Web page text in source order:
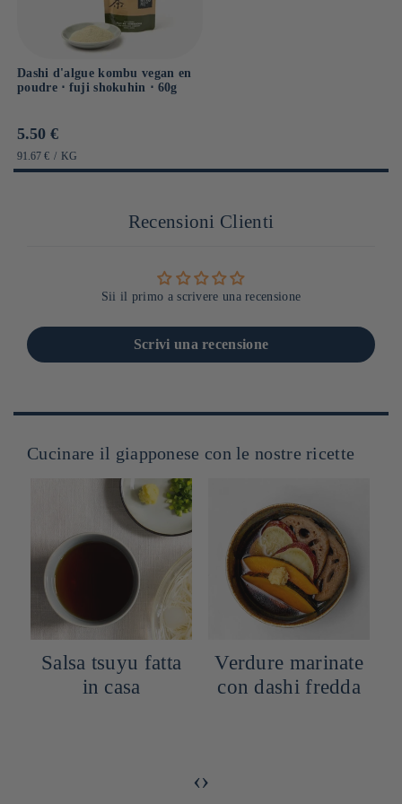
Dashi d'algue kombu vegan en
poudre ⋅ fuji shokuhin ⋅ 60g
Prix
habituel
5.50 €
PRIX
UNITAIRE
91.67 € / PAR
KG
Recensioni Clienti
Sii il primo a scrivere una recensione
Scrivi una recensione
Cucinare il giapponese con le nostre ricette
Salsa tsuyu fatta
in casa
Verdure marinate
con dashi fredda
‹›